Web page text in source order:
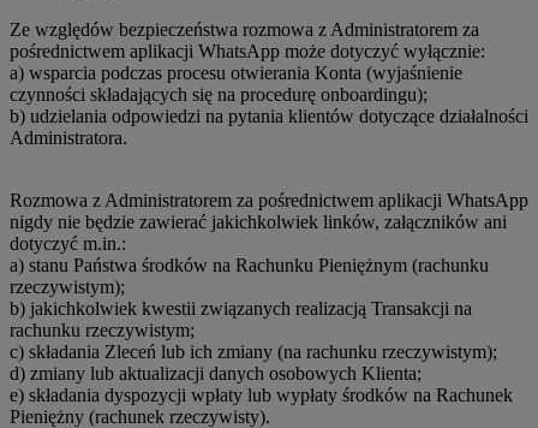
Ze względów bezpieczeństwa rozmowa z Administratorem za
pośrednictwem aplikacji WhatsApp może dotyczyć wyłącznie:
a) wsparcia podczas procesu otwierania Konta (wyjaśnienie
czynności składających się na procedurę onboardingu);
b) udzielania odpowiedzi na pytania klientów dotyczące działalności
Administratora.
Rozmowa z Administratorem za pośrednictwem aplikacji WhatsApp
nigdy nie będzie zawierać jakichkolwiek linków, załączników ani
dotyczyć m.in.:
a) stanu Państwa środków na Rachunku Pieniężnym (rachunku
rzeczywistym);
b) jakichkolwiek kwestii związanych realizacją Transakcji na
rachunku rzeczywistym;
c) składania Zleceń lub ich zmiany (na rachunku rzeczywistym);
d) zmiany lub aktualizacji danych osobowych Klienta;
e) składania dyspozycji wpłaty lub wypłaty środków na Rachunek
Pieniężny (rachunek rzeczywisty).